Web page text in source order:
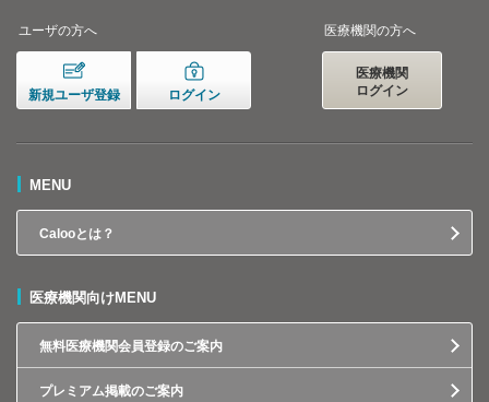
ユーザの方へ
新規ユーザ登録 ログイン
医療機関の方へ
医療機関
ログイン
MENU
Calooとは？
医療機関向けMENU
無料医療機関会員登録のご案内
プレミアム掲載のご案内